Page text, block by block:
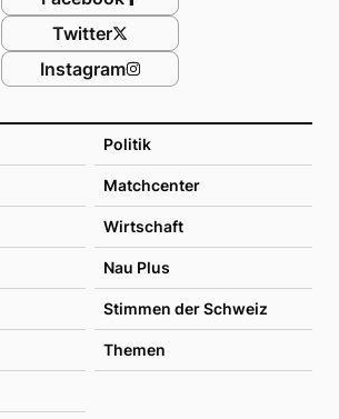
Politik
Matchcenter
Wirtschaft
Nau Plus
Stimmen der Schweiz
Themen
Twitter
Instagram